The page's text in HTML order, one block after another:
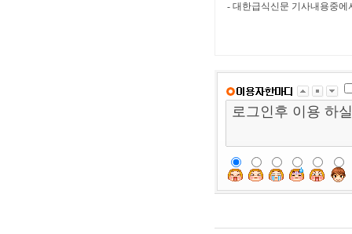
- 대한급식신문 기사내용중에